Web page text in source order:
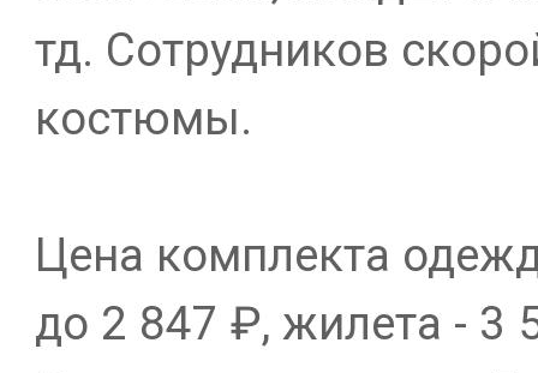
тд. Сотрудников
костюмы.
Цена комплекта
до 2 847 ₽, жилета - 3